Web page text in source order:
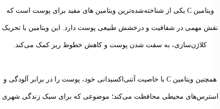
ویتامین C یکی از شناخته‌شده‌ترین ویتامین های مفید برای پوست است که
نقش مهمی در شفافیت و درخشش طبیعی پوست دارد. این ویتامین با تحریک
کلاژن‌سازی، به سفت شدن پوست و کاهش خطوط ریز کمک می‌کند.
همچنین ویتامین C با خاصیت آنتی‌اکسیدانی خود، پوست را در برابر آلودگی و
استرس‌های محیطی محافظت می‌کند؛ موضوعی که برای سبک زندگی شهری